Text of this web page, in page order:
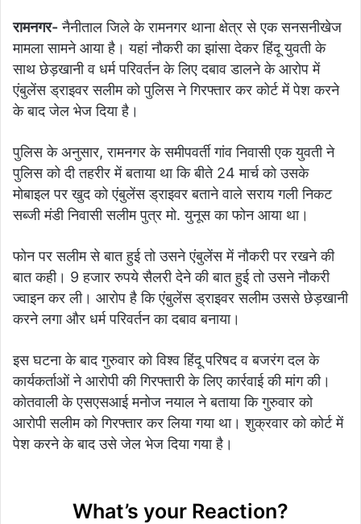
रामनगर-नैनीताल जिले के रामनगर थाना क्षेत्र से एक सनसनीखेज
मामला सामने आया है। यहां नौकरी का झांसा देकर हिंदू युवती के
साथ छेड़खानी व धर्म परिवर्तन के लिए दबाव डालने के आरोप में
एंबुलेंस ड्राइवर सलीम को पुलिस ने गिरफ्तार कर कोर्ट में पेश करने
के बाद जेल भेज दिया है।
पुलिस के अनुसार, रामनगर के समीपवर्ती गांव निवासी एक युवती ने
पुलिस को दी तहरीर में बताया था कि बीते 24 मार्च को उसके
मोबाइल पर खुद को एंबुलेंस ड्राइवर बताने वाले सराय गली निकट
सब्जी मंडी निवासी सलीम पुत्र मो. युनूस का फोन आया था।
फोन पर सलीम से बात हुई तो उसने एंबुलेंस में नौकरी पर रखने की
बात कही। 9 हजार रुपये सैलरी देने की बात हुई तो उसने नौकरी
ज्वाइन कर ली। आरोप है कि एंबुलेंस ड्राइवर सलीम उससे छेड़खानी
करने लगा और धर्म परिवर्तन का दबाव बनाया।
इस घटना के बाद गुरुवार को विश्व हिंदू परिषद व बजरंग दल के
कार्यकर्ताओं ने आरोपी की गिरफ्तारी के लिए कार्रवाई की मांग की।
कोतवाली के एसएसआई मनोज नयाल ने बताया कि गुरुवार को
आरोपी सलीम को गिरफ्तार कर लिया गया था। शुक्रवार को कोर्ट में
पेश करने के बाद उसे जेल भेज दिया गया है।
What’s your Reaction?